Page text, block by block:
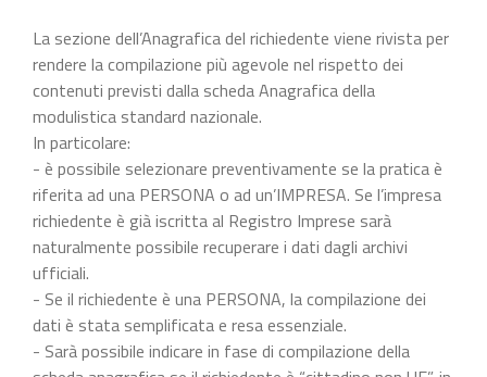
La sezione dell’Anagrafica del richiedente viene rivista per
rendere la compilazione più agevole nel rispetto dei
contenuti previsti dalla scheda Anagrafica della
modulistica standard nazionale.
In particolare:
- è possibile selezionare preventivamente se la pratica è
riferita ad una PERSONA o ad un’IMPRESA. Se l’impresa
richiedente è già iscritta al Registro Imprese sarà
naturalmente possibile recuperare i dati dagli archivi
ufficiali.
- Se il richiedente è una PERSONA, la compilazione dei
dati è stata semplificata e resa essenziale.
- Sarà possibile indicare in fase di compilazione della